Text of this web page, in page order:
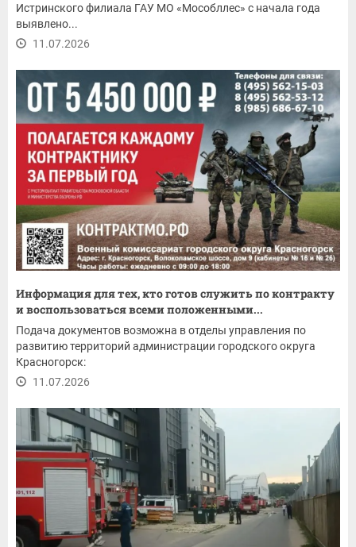
Истринского филиала ГАУ МО «Мособллес» с начала года
выявлено...
11.07.2026
Информация для тех, кто готов служить по контракту
и воспользоваться всеми положенными...
Подача документов возможна в отделы управления по
развитию территорий администрации городского округа
Красногорск:
11.07.2026